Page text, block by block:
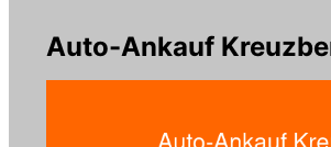
Auto-Ankauf